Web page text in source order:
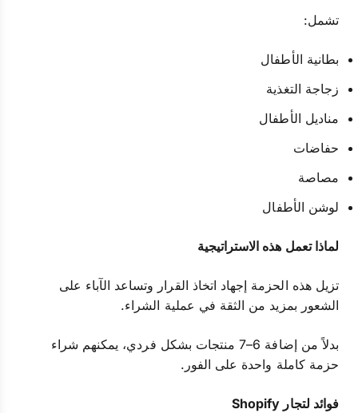
تشمل:
بطانية الأطفال
زجاجة التغذية
مناديل الأطفال
حفاضات
مصاصة
لوشن الأطفال
لماذا تعمل هذه الاستراتيجية
تزيل هذه الحزمة إجهاد اتخاذ القرار وتساعد الآباء على
الشعور بمزيد من الثقة في عملية الشراء.
بدلاً من إضافة 6–7 منتجات بشكل فردي، يمكنهم شراء
حزمة كاملة واحدة على الفور.
فوائد لتجار Shopify